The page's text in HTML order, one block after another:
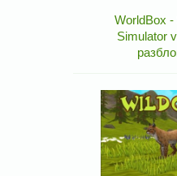
WorldBox -
Simulator